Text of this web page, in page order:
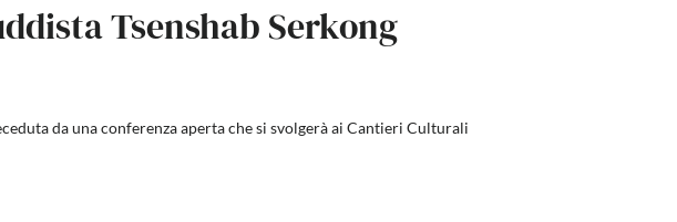
Tsenshab Serkong
da una conferenza aperta che si svolgerà ai Cantieri Culturali